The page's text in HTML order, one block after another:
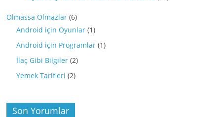
Olmassa Olmazlar (6)
Android için Oyunlar (1)
Android için Programlar (1)
İlaç Gibi Bilgiler (2)
Yemek Tarifleri (2)
Son Yorumlar